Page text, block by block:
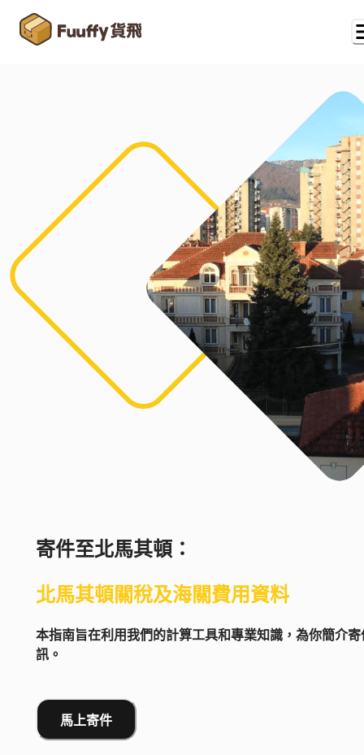
寄件至北馬其頓 ：
北馬其頓關稅及海關費用資料
本指南旨在利用我們的計算工具和專業知識，為你簡介
訊。
馬上寄件